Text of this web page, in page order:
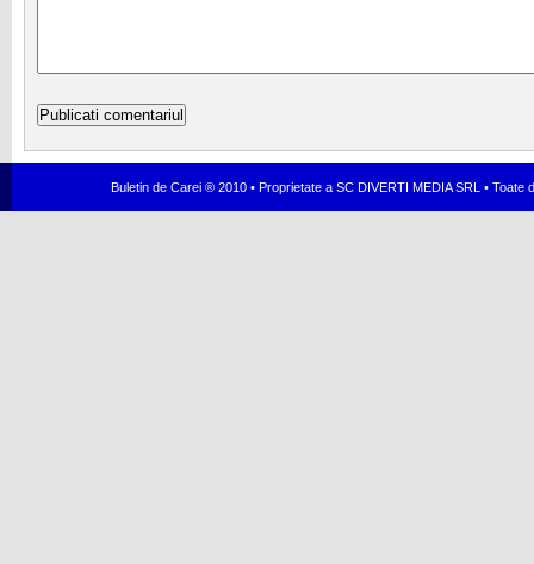
Buletin de Carei ® 2010 • Proprietate a SC DIVERTI MEDIA SRL •